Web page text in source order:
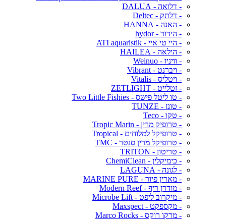
- דלואה - DALUA
- דלתק - Deltec
- האנה - HANNA
- הידור - hydor
- היי טי איי - ATI aquaristik
- הילאה - HAILEA
- וויניו - Weinuo
- ויברנט - Vibrant
- ויטליס - Vitalis
- זטלייט - ZETLIGHT
- טו ליטל פישס - Two Little Fishies
- טונז - TUNZE
- טקו - Teco
- טרופיק מרין - Tropic Marin
- טרופיקל למלוחים - Tropical
- טרופיקל מרין סנטר - TMC
- טריטון - TRITON
- כימיקלין - ChemiClean
- לגונה - LAGUNA
- מארין פיור - MARINE PURE
- מודרן ריף - Modern Reef
- מיקרוב ליפט - Microbe Lift
- מקספקט - Maxspect
- מרקו רוקס - Marco Rocks